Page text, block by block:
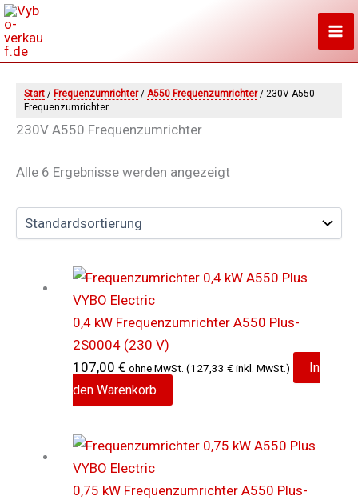
Zum
Inhalt
springen
Start / Frequenzumrichter/ A550 Frequenzumrichter/ 230V A550
Frequenzumrichter
230V A550 Frequenzumrichter
Alle 6 Ergebnisse werden angezeigt
0,4 kW Frequenzumrichter A550 Plus-
2S0004 (230 V)
107,00 € ohne MwSt. (127,33 € inkl. MwSt.)
In
den Warenkorb
0,75 kW Frequenzumrichter A550 Plus-